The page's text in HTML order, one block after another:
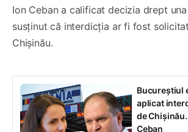
Ion Ceban a calificat decizia drept
susținut că interdicția ar fi fost
Chișinău.
Bucureștiul
aplicat
de
Ceban